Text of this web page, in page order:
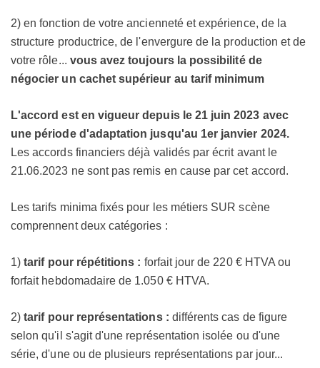
2) en fonction de votre ancienneté et expérience, de la
structure productrice, de l'envergure de la production et de
votre rôle... vous avez toujours la possibilité de
négocier un cachet supérieur au tarif minimum
L'accord est en vigueur depuis le 21 juin 2023 avec
une période d'adaptation jusqu'au 1er janvier 2024.
Les accords financiers déjà validés par écrit avant le
21.06.2023 ne sont pas remis en cause par cet accord.
Les tarifs minima fixés pour les métiers SUR scène
comprennent deux catégories :
1)tarif pour répétitions : forfait jour de 220 € HTVA ou
forfait hebdomadaire de 1.050 € HTVA.
2)tarif pour représentations : différents cas de figure
selon qu'il s'agit d'une représentation isolée ou d'une
série, d'une ou de plusieurs représentations par jour...